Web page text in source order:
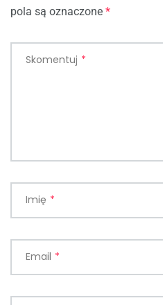
pola są oznaczone *
Skomentuj *
Imię *
Email *